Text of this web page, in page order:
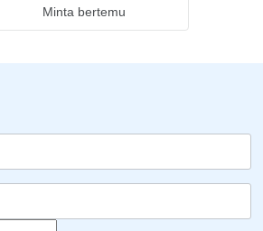
Minta bertemu